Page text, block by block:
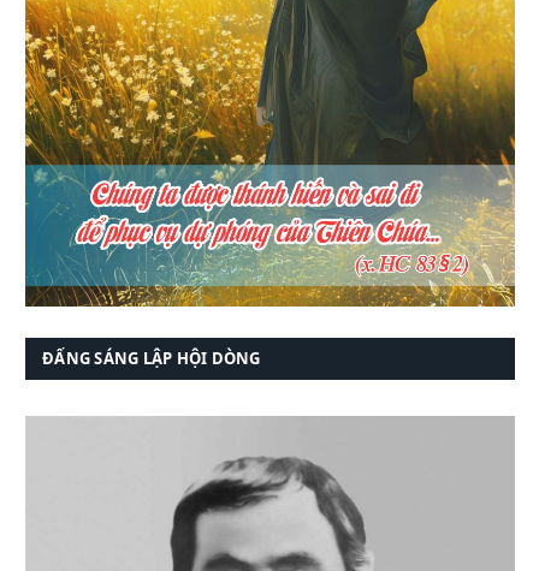
ĐẤNG SÁNG LẬP HỘI DÒNG